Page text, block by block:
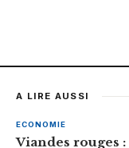
A LIRE AUSSI
ECONOMIE
Viandes rouges